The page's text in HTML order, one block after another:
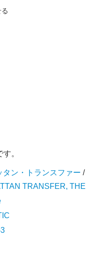
す。
タン・トランスファー /
TRANSFER, THE